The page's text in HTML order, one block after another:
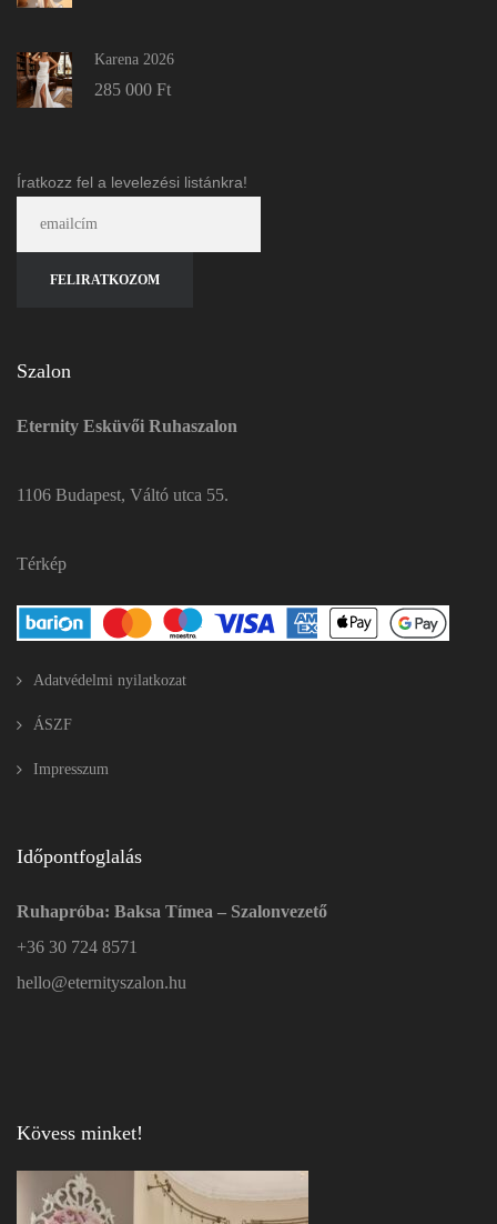
Karena 2026
285 000 Ft
Íratkozz fel a levelezési listánkra!
Szalon
Eternity Esküvői Ruhaszalon
1106 Budapest, Váltó utca 55.
Térkép
Adatvédelmi nyilatkozat
ÁSZF
Impresszum
Időpontfoglalás
Ruhapróba: Baksa Tímea – Szalonvezető
+36 30 724 8571
hello@eternityszalon.hu
Kövess minket!